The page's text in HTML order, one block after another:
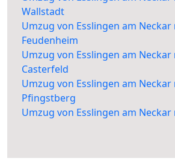
Wallstadt
Umzug von Esslingen am Neckar
Feudenheim
Umzug von Esslingen am Neckar
Casterfeld
Umzug von Esslingen am Neckar
Pfingstberg
Umzug von Esslingen am Neckar